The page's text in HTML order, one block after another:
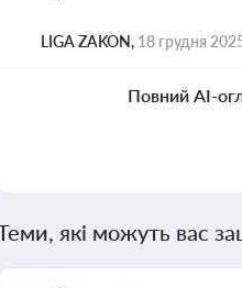
LIGA ZAKON, 18 грудня
Повний AI-
які можуть вас